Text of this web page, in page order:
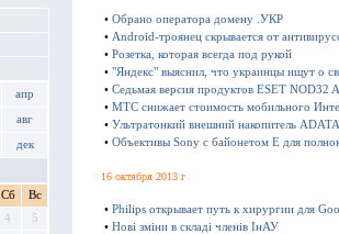
апр
авг
дек
Сб
Вс
4
5
• Обрано оператора домену .УКР
• Android-троянец скрывается от
• Розетка, которая всегда под рукой
• "Яндекс" выяснил, что украинцы ищут о
• Седьмая версия продуктов ESET NOD32
• МТС снижает стоимость мобильного
• Ультратонкий внешний накопитель
• Объективы Sony с байонетом E для
16 октября 2013 г
• Philips открывает путь к хирургии для
• Нові зміни в складі членів ІнАУ